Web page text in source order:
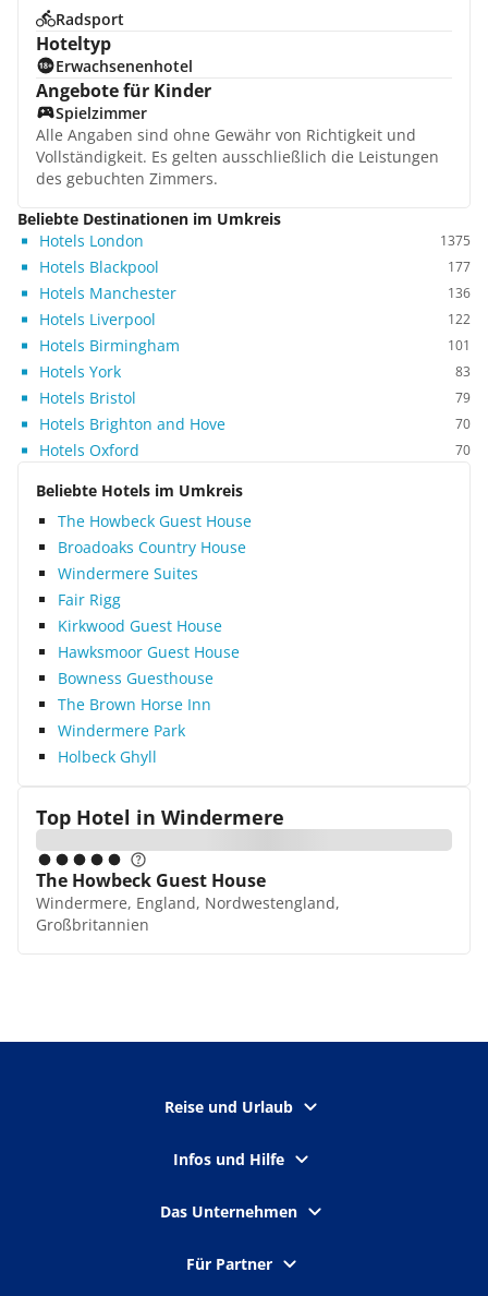
Radsport
Hoteltyp
Erwachsenenhotel
Angebote für Kinder
Spielzimmer
Alle Angaben sind ohne Gewähr von Richtigkeit und
Vollständigkeit. Es gelten ausschließlich die Leistungen
des gebuchten Zimmers.
Beliebte Destinationen im Umkreis
Hotels London
1375
Hotels Blackpool 177
Hotels Manchester 136
Hotels Liverpool 122
Hotels Birmingham 101
Hotels York 83
Hotels Bristol 79
Hotels Brighton and Hove 70
Hotels Oxford 70
Beliebte Hotels im Umkreis
The Howbeck Guest House
Broadoaks Country House
Windermere Suites
Fair Rigg
Kirkwood Guest House
Hawksmoor Guest House
Bowness Guesthouse
The Brown Horse Inn
Windermere Park
Holbeck Ghyll
Top Hotel in Windermere
The Howbeck Guest House
Windermere, England, Nordwestengland,
Großbritannien
Reise und Urlaub
Infos und Hilfe
Das Unternehmen
Für Partner